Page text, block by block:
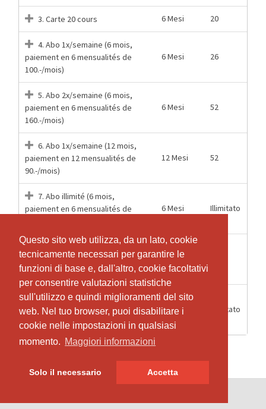
Questo sito web utilizza, da un lato, cookie
tecnicamente necessari per garantire le
funzioni di base e, dall'altro, cookie facoltativi
per consentire valutazioni statistiche
sull'utilizzo e quindi miglioramenti del sito
web. Nel tuo browser, puoi disabilitare i
cookie nelle impostazioni in qualsiasi
momento. Maggiori informazioni
Solo il necessario Accetta
Questo sito web utilizza, da un lato, cookie
tecnicamente necessari per garantire le
funzioni di base e, dall'altro, cookie facoltativi
per consentire valutazioni statistiche
sull'utilizzo e quindi miglioramenti del sito
web. Nel tuo browser, puoi disabilitare i
cookie nelle impostazioni in qualsiasi
momento. Maggiori informazioni
Solo il necessario Accetta
3. Carte 20 cours 6 Mesi 20
4. Abo 1x/semaine (6 mois,
paiement en 6 mensualités de
100.-/mois)
6 Mesi 26
5. Abo 2x/semaine (6 mois,
paiement en 6 mensualités de
160.-/mois)
6 Mesi 52
6. Abo 1x/semaine (12 mois,
paiement en 12 mensualités de
90.-/mois)
12 Mesi 52
7. Abo illimité (6 mois,
paiement en 6 mensualités de
6 Mesi Illimitato
8. Abo 2x/semaine (12 mois,
paiement en 12 mensualités de
150.-/mois)
12 Mesi
9. Abo illimité (12 mois,
paiement en 12 mensualités de
180.-/mois)
12 Mesi Illimitato